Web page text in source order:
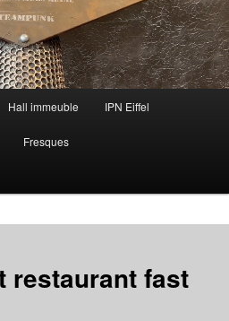
Hall immeuble IPN Eiffel
Fresques
restaurant fast